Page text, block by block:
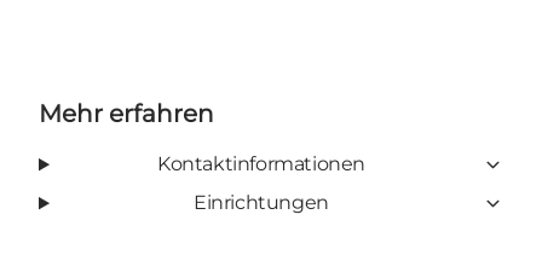
Mehr erfahren
Kontaktinformationen
Einrichtungen